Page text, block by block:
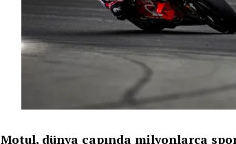
Motul, dünya çapında milyonlarca